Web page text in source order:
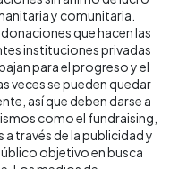
y comunitaria.
que hacen las
instituciones privadas
para el progreso y el
veces se pueden quedar
así que deben darse a
como el fundraising,
través de la publicidad y
objetivo en busca